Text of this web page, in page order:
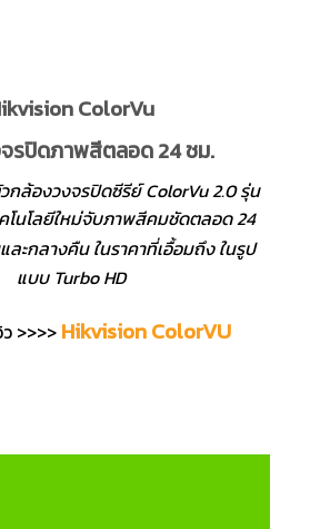
ColorVu
รปิดภาพสีตลอด 24 ชม.
กล้องวงจรปิดซีรีย์ ColorVu 2.0 รุ่น
โนโลยีใหม่จับภาพสีคมชัดตลอด 24
ะกลางคืน ในราคาที่เอื้อมถึง ในรูป
แบบ Turbo HD
>>>> Hikvision ColorVU